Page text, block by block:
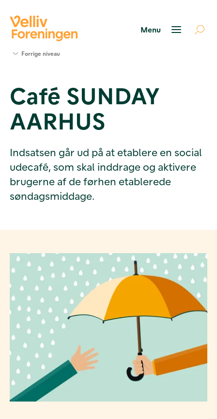
Værktøjer
og viden
Om Velliv
Foreningen
Forrige niveau
Café SUNDAY
AARHUS
Indsatsen går ud på at etablere en social
udecafé, som skal inddrage og aktivere
brugerne af de førhen etablerede
søndagsmiddage.